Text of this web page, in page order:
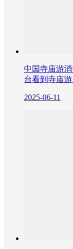
中国寺庙游
台看到寺庙
2025-06-11